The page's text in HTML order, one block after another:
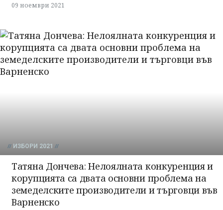
09 ноември 2021
ИЗБОРИ 2021
Татяна Дончева: Нелоялната конкуренция и
корупцията са двата основни проблема на
земеделските производители и търговци във
Варненско